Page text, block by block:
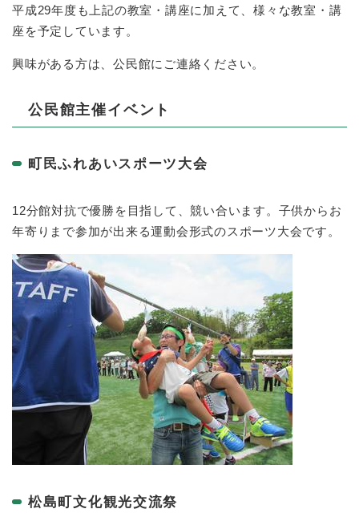
平成29年度も上記の教室・講座に加えて、様々な教室・講
座を予定しています。
興味がある方は、公民館にご連絡ください。
公民館主催イベント
町民ふれあいスポーツ大会
12分館対抗で優勝を目指して、競い合います。子供からお
年寄りまで参加が出来る運動会形式のスポーツ大会です。
松島町文化観光交流祭